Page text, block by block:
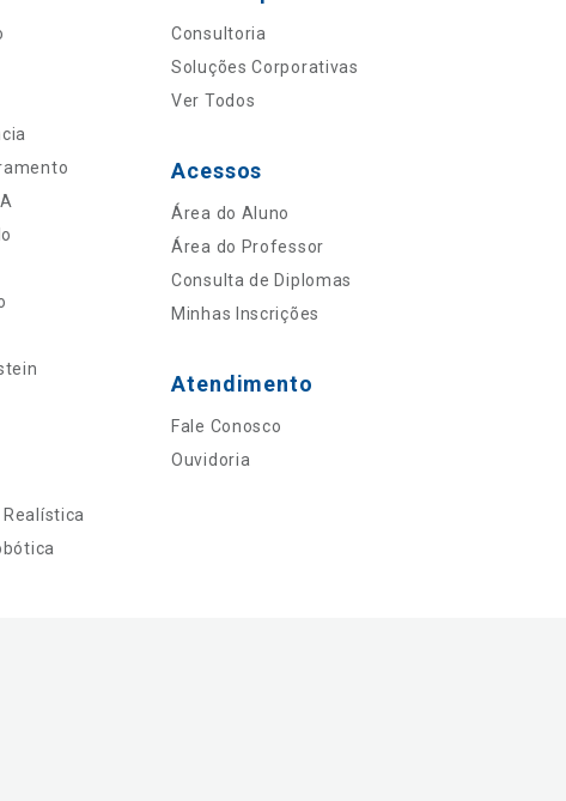
Consultoria
Soluções Corporativas
Ver Todos
Acessos
Área do Aluno
Área do Professor
Consulta de Diplomas
Minhas Inscrições
Atendimento
Fale Conosco
Ouvidoria